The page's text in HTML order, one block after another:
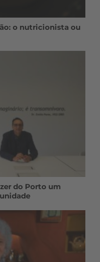
o nutricionista ou
do Porto um